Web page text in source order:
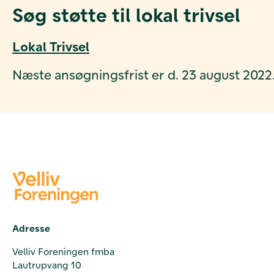
Søg støtte til lokal trivsel
Lokal Trivsel
Næste ansøgningsfrist er d. 23 august
Adresse
Velliv Foreningen fmba
Lautrupvang 10